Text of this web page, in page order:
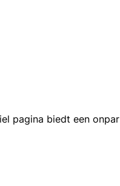
pagina biedt een